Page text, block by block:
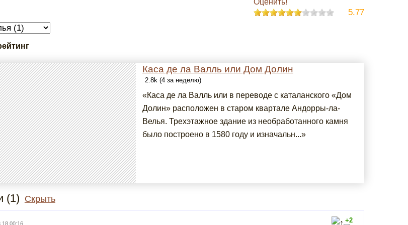
Оценить!
5.77
Каса де ла Валль или Дом Долин
2.8k (4 за неделю)
«Каса де ла Валль или в переводе с каталанского «Дом
Долин» расположен в старом квартале Андорры-ла-
Велья. Трехэтажное здание из необработанного камня
было построено в 1580 году и изначальн...»
(1) Скрыть
00:16 +2